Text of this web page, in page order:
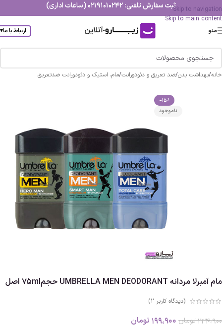
Skip to navigation
Skip to main content
ثبت سفارش تلفنی: 02191010242 (ساعات اداری)
منو ارتباط با ما▾
خانه/بهداشت بدن/ضد تعریق و دئودورانت/مام، استیک و دئودورانت ضدتعریق
-15%
ناموجود
مام آمبرلا مردانه UMBRELLA MEN DEODORANT حجم75ml اصل
(دیدگاه کاربر 2
)
234،900تومان 199،900 تومان